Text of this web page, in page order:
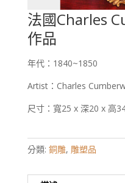
法國Charles
作品
年代：1840~1850
Artist：Charles
尺寸：寬25 x 深20 x 高
分類: 銅雕, 雕塑品